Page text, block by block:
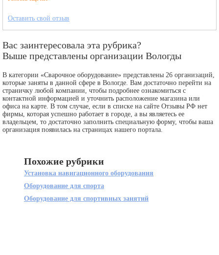
Оставить свой отзыв
Вас заинтересовала эта рубрика?
Выше представлены организации Вологды
В категории «Сварочное оборудование» представлены 26 организаций,
которые заняты в данной сфере в Вологде. Вам достаточно перейти на
страничку любой компании, чтобы подробнее ознакомиться с
контактной информацией и уточнить расположение магазина или
офиса на карте. В том случае, если в списке на сайте Отзывы РФ нет
фирмы, которая успешно работает в городе, а вы являетесь ее
владельцем, то достаточно заполнить специальную форму, чтобы ваша
организация появилась на страницах нашего портала.
Похожие рубрики
Установка навигационного оборудования
Оборудование для спорта
Оборудование для спортивных занятий